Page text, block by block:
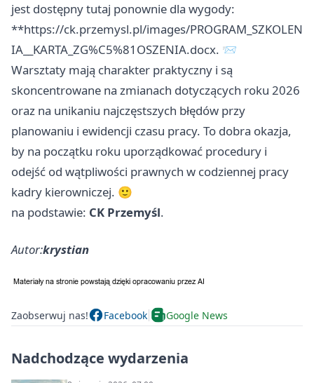
jest dostępny tutaj ponownie dla wygody:
**https://ck.przemysl.pl/images/PROGRAM_SZKOLEN
IA__KARTA_ZG%C5%81OSZENIA.docx. 📨
Warsztaty mają charakter praktyczny i są
skoncentrowane na zmianach dotyczących roku 2026
oraz na unikaniu najczęstszych błędów przy
planowaniu i ewidencji czasu pracy. To dobra okazja,
by na początku roku uporządkować procedury i
odejść od wątpliwości prawnych w codziennej pracy
kadry kierowniczej. 🙂
na podstawie: CK Przemyśl.
Autor:krystian
Zaobserwuj nas! Facebook Google News
Nadchodzące wydarzenia